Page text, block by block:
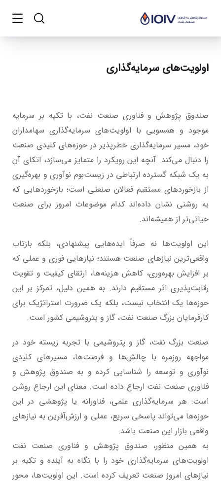
اولویت‌های سرمایه‌گذاری
صندوق پژوهش و فناوری صنعت نفت، با تکیه بر سرمایه
موجود و همسویی با اولویت‌های سرمایه‌گذاری سهامداران
خود، مسیر سرمایه‌گذاری خطرپذیر در حوزه‌های کلیدی صنعت
را دنبال می‌کند. آنچه این رویکرد را متمایز می‌سازد، اتکای آن
به یک شبکه گسترده ارتباطی در زیست‌بوم نوآوری و بهره‌گیری
از بازخوردهای مستقیم فعالان صنعتی است؛ بازخوردهایی که
به روشنی نشان داده‌اند کدام موضوعات امروز برای صنعت
حیاتی‌تر از همیشه‌اند.
این اولویت‌ها نه صرفاً ایده‌هایی پیشنهادی، بلکه بازتاب
واقعی‌ترین نیازهای صنعت هستند؛ نیازهایی فوری و عملی که
بر افزایش بهره‌وری، کاهش هزینه‌ها، ارتقای کیفیت و تقویت
رقابت‌پذیری اثر مستقیم دارند. به همین دلیل، تمرکز بر این
حوزه‌ها یک انتخاب نیست، بلکه یک ضرورت استراتژیک برای
کارفرمایان بزرگ صنعت نفت، گاز و پتروشیمی کشور است.
صنعت بزرگ نفت، گاز و پتروشیمی با تجربه زیسته خود در
مواجهه روزمره با چالش‌ها و فرصت‌ها، مسیرهای کلیدی
نوآوری و توسعه را شناسایی کرده و به صندوق پژوهش و
فناوری صنعت نفت ارجاع داده است. معنای این ارجاع روشن
است: هر سرمایه‌گذاری علمی، فناورانه یا پژوهشی در این
حوزه‌ها می‌تواند پاسخی سریع، عملی و ارزش‌آفرین به نیازهای
واقعی بازار این صنعت باشد.
به همین منظور، صندوق پژوهش و فناوری صنعت نفت
اولویت‌های سرمایه‌گذاری خود را با نگاه به آینده و تکیه بر
نیازهای امروز صنعت تعریف کرده است. این اولویت‌ها، محور